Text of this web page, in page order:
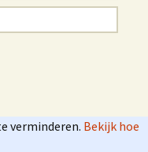
verminderen. Bekijk hoe